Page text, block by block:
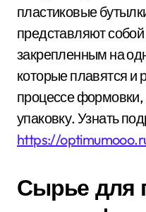
пластиковые
представляют
закрепленным на
которые плавятся и
процессе
упаковку. Узнать
https://
Сырье для